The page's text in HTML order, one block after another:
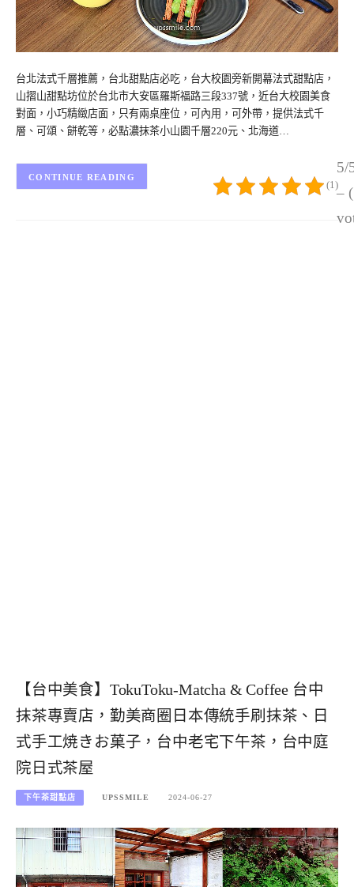
台北法式千層推薦，台北甜點店必吃，台大校園旁新開幕法式甜點店，
山摺山甜點坊位於台北市大安區羅斯福路三段337號，近台大校園美食
對面，小巧精緻店面，只有兩桌座位，可內用，可外帶，提供法式千
層、可頌、餅乾等，必點濃抹茶小山園千層220元、北海道…
5/
–
(1)
CONTINUE READING
【台中美食】TokuToku-Matcha & Coffee 台中
抹茶專賣店，勤美商圈日本傳統手刷抹茶、日
式手工焼きお菓子，台中老宅下午茶，台中庭
院日式茶屋
下午茶甜點店 UPSSMILE 2024-06-27